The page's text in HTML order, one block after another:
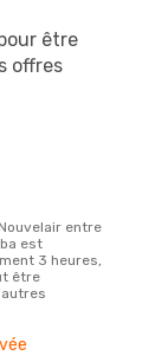
être
offres
est
3 heures,
être